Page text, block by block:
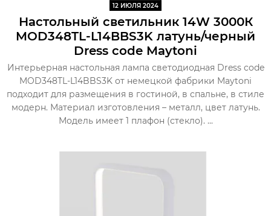
12 ИЮЛЯ 2024
Настольный светильник 14W 3000К
MOD348TL-L14BBS3K латунь/черный
Dress code Maytoni
Интерьерная настольная лампа светодиодная Dress code
MOD348TL-L14BBS3K от немецкой фабрики Maytoni
подходит для размещения в гостиной, в спальне, в стиле
модерн. Материал изготовления – металл, цвет латунь.
Модель имеет 1 плафон (стекло). ...